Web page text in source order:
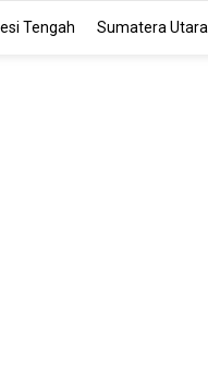
Tengah Sumatera Utara